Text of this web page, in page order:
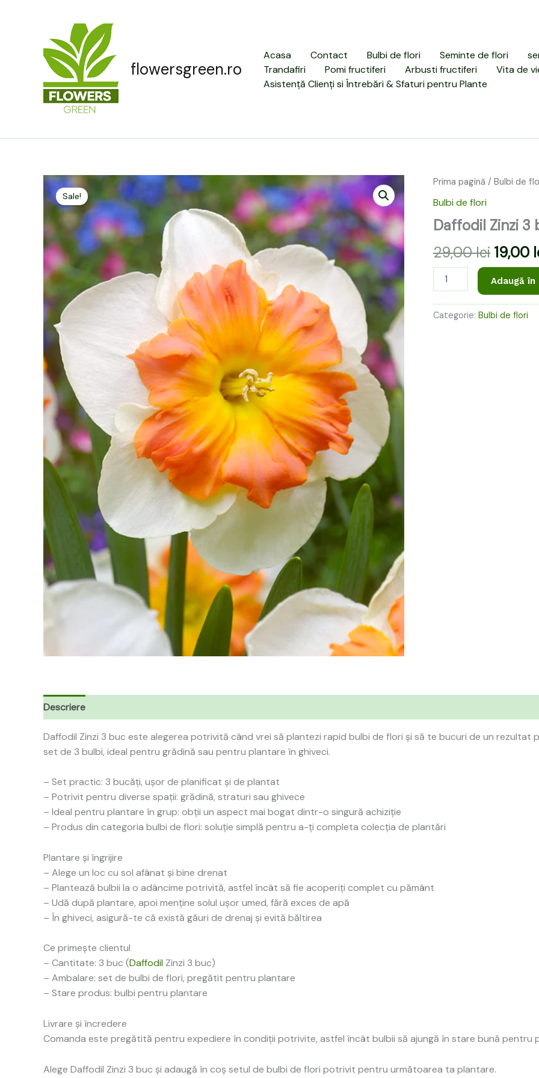
flowersgreen.ro
Acasa Contact Bulbi de flori Seminte de flori
Trandafiri
Pomi fructiferi Arbusti fructiferi Vita de
Asistență Clienți si Întrebări & Sfaturi pentru Plante
Sale!
Prima pagină / Bulbi de
Bulbi de flori
Daffodil Zinzi 3
29,00lei
Prețul
a
fost:
29,00
19,00
Cantitate
Zinzi
3
buc
Adaugă în
Categorie: Bulbi de flori
Descriere
Daffodil Zinzi 3 buc este alegerea potrivită când vrei să plantezi rapid bulbi de flori și să te bucuri de un rezultat
set de 3 bulbi, ideal pentru grădină sau pentru plantare în ghiveci.
– Set practic: 3 bucăți, ușor de planificat și de plantat
– Potrivit pentru diverse spații: grădină, straturi sau ghivece
– Ideal pentru plantare în grup: obții un aspect mai bogat dintr-o singură achiziție
– Produs din categoria bulbi de flori: soluție simplă pentru a-ți completa colecția de plantări
Plantare și îngrijire
– Alege un loc cu sol afânat și bine drenat
– Plantează bulbii la o adâncime potrivită, astfel încât să fie acoperiți complet cu pământ
– Udă după plantare, apoi menține solul ușor umed, fără exces de apă
– În ghiveci, asigură-te că există găuri de drenaj și evită băltirea
Ce primește clientul
– Cantitate: 3 buc (Daffodil Zinzi 3 buc)
– Ambalare: set de bulbi de flori, pregătit pentru plantare
– Stare produs: bulbi pentru plantare
Livrare și încredere
Comanda este pregătită pentru expediere în condiții potrivite, astfel încât bulbii să ajungă în stare bună pentru
Alege Daffodil Zinzi 3 buc și adaugă în coș setul de bulbi de flori potrivit pentru următoarea ta plantare.